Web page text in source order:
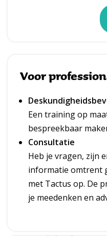
Voor
Een training op
bespreekbaar
Consultatie
Heb je vragen, zijn
informatie omtrent
met Tactus op. De
je meedenken en